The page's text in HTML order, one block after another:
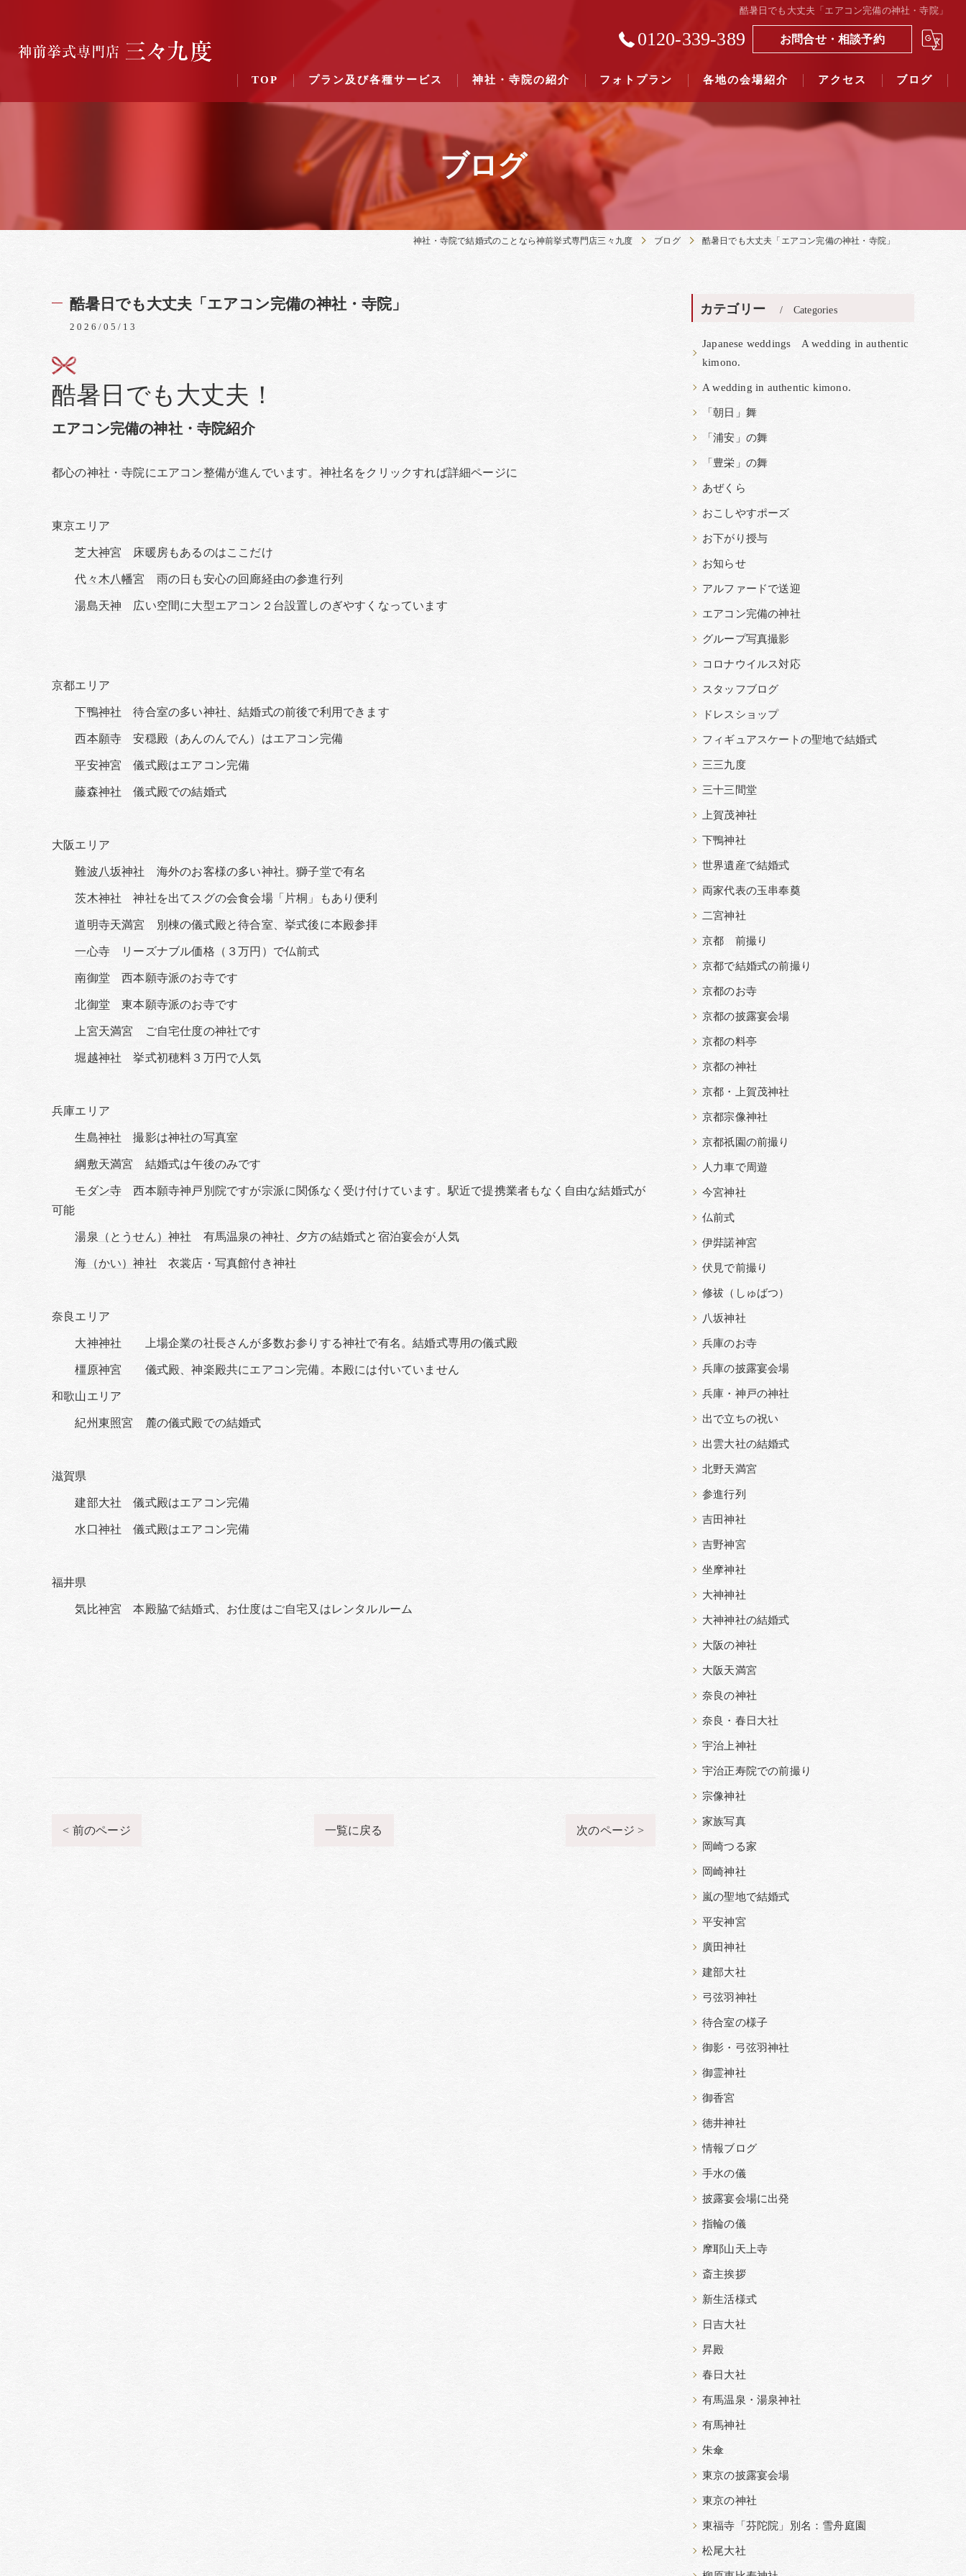
酷暑日でも大丈夫「エアコン完備の神社・寺院」
0120-339-389 お問合せ・相談予約
TOP プラン及び各種サービス 神社・寺院の紹介
結婚式のできる東京都下の神社一覧（４０社寺）｜三々九度東京
結婚式のできる関東六県の神社一覧（７５社）県別表示｜三々九度東京
フォトプラン 各地の会場紹介 アクセス ブログ
ブログ
神社・寺院で結婚式のことなら神前挙式専門店三々九度 ブログ 酷暑日でも大丈夫「エアコン完備の神社・寺院」
酷暑日でも大丈夫「エアコン完備の神社・寺院」
2026/05/13
エアコン完備の神社・寺院紹介
酷暑日でも大丈夫！
都心の神社・寺院にエアコン整備が進んでいます。神社名をクリックすれば詳細ページに
東京エリア
芝大神宮 床暖房もあるのはここだけ
代々木八幡宮 雨の日も安心の回廊経由の参進行列
湯島天神 広い空間に大型エアコン２台設置しのぎやすくなっています
京都エリア
下鴨神社 待合室の多い神社、結婚式の前後で利用できます
西本願寺 安穏殿（あんのんでん）はエアコン完備
平安神宮 儀式殿はエアコン完備
藤森神社 儀式殿での結婚式
大阪エリア
難波八坂神社 海外のお客様の多い神社。獅子堂で有名
茨木神社 神社を出てスグの会食会場「片桐」もあり便利
道明寺天満宮 別棟の儀式殿と待合室、挙式後に本殿参拝
一心寺 リーズナブル価格（３万円）で仏前式
南御堂 西本願寺派のお寺です
北御堂 東本願寺派のお寺です
上宮天満宮 ご自宅仕度の神社です
堀越神社 挙式初穂料３万円で人気
兵庫エリア
生島神社 撮影は神社の写真室
綱敷天満宮 結婚式は午後のみです
モダン寺 西本願寺神戸別院ですが宗派に関係なく受け付けています。駅近で提携業者もなく自由な結婚式が
可能
湯泉（とうせん）神社 有馬温泉の神社、夕方の結婚式と宿泊宴会が人気
海（かい）神社 衣裳店・写真館付き神社
奈良エリア
大神神社 上場企業の社長さんが多数お参りする神社で有名。結婚式専用の儀式殿
橿原神宮 儀式殿、神楽殿共にエアコン完備。本殿には付いていません
和歌山エリア
紀州東照宮 麓の儀式殿での結婚式
滋賀県
建部大社 儀式殿はエアコン完備
水口神社 儀式殿はエアコン完備
福井県
気比神宮 本殿脇で結婚式、お仕度はご自宅又はレンタルルーム
< 前のページ 一覧に戻る 次のページ >
カテゴリー Categories
Japanese weddings A wedding in authentic
kimono.
A wedding in authentic kimono.
「朝日」舞
「浦安」の舞
「豊栄」の舞
あぜくら
おこしやすポーズ
お下がり授与
お知らせ
アルファードで送迎
エアコン完備の神社
グループ写真撮影
コロナウイルス対応
スタッフブログ
ドレスショップ
フィギュアスケートの聖地で結婚式
三三九度
三十三間堂
上賀茂神社
下鴨神社
世界遺産で結婚式
両家代表の玉串奉奠
二宮神社
京都 前撮り
京都で結婚式の前撮り
京都のお寺
京都の披露宴会場
京都の料亭
京都の神社
京都・上賀茂神社
京都宗像神社
京都祇園の前撮り
人力車で周遊
今宮神社
仏前式
伊弉諾神宮
伏見で前撮り
修祓（しゅばつ）
八坂神社
兵庫のお寺
兵庫の披露宴会場
兵庫・神戸の神社
出で立ちの祝い
出雲大社の結婚式
北野天満宮
参進行列
吉田神社
吉野神宮
坐摩神社
大神神社
大神神社の結婚式
大阪の神社
大阪天満宮
奈良の神社
奈良・春日大社
宇治上神社
宇治正寿院での前撮り
宗像神社
家族写真
岡崎つる家
岡崎神社
嵐の聖地で結婚式
平安神宮
廣田神社
建部大社
弓弦羽神社
待合室の様子
御影・弓弦羽神社
御霊神社
御香宮
徳井神社
情報ブログ
手水の儀
披露宴会場に出発
指輪の儀
摩耶山天上寺
斎主挨拶
新生活様式
日吉大社
昇殿
春日大社
有馬温泉・湯泉神社
有馬神社
朱傘
東京の披露宴会場
東京の神社
東福寺「芬陀院」別名：雪舟庭園
松尾大社